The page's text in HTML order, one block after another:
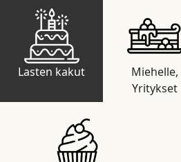
Lasten kakut
Miehelle,
Yritykset